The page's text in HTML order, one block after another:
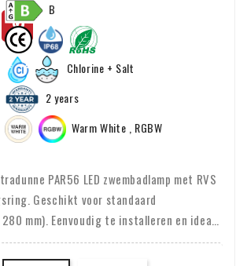
B
Chlorine + Salt
2 years
Warm White , RGBW
PAR56 LED zwembadlamp met RVS
Geschikt voor standaard
mm). Eenvoudig te installeren en ideaal
bestaande zwembaden.